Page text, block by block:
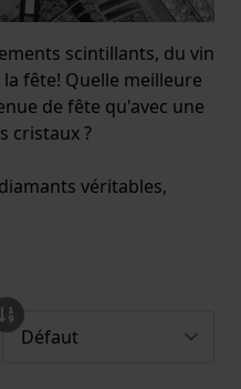
scintillants, du vin
fête! Quelle meilleure
de fête qu'avec une
cristaux ?
véritables,